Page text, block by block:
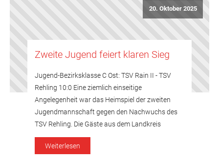
20. Oktober 2025
Zweite Jugend feiert klaren Sieg
Jugend-Bezirksklasse C Ost: TSV Rain II - TSV
Rehling 10:0 Eine ziemlich einseitige
Angelegenheit war das Heimspiel der zweiten
Jugendmannschaft gegen den Nachwuchs des
TSV Rehling. Die Gäste aus dem Landkreis
Aichach-Friedberg brachten die Rainer zu keiner
Phase des Spiels in Bedrängnis und mussten
Weiterlesen